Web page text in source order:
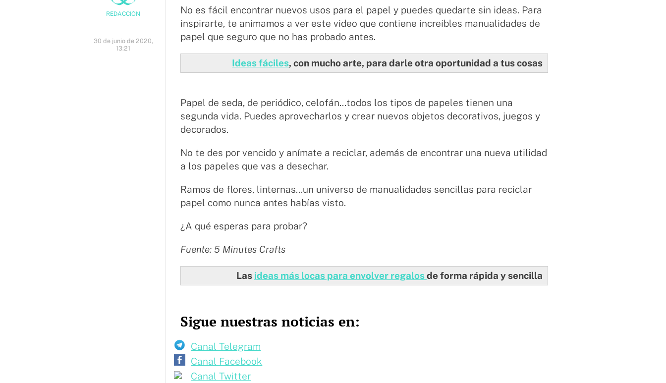
REDACCIÓN
30 de junio de 2020,
13:21
No es fácil encontrar nuevos usos para el papel y puedes quedarte sin ideas. Para
inspirarte, te animamos a ver este video que contiene increíbles manualidades de
papel que seguro que no has probado antes.
Ideas fáciles, con mucho arte, para darle otra oportunidad a tus cosas
Papel de seda, de periódico, celofán...todos los tipos de papeles tienen una
segunda vida. Puedes aprovecharlos y crear nuevos objetos decorativos, juegos y
decorados.
No te des por vencido y anímate a reciclar, además de encontrar una nueva utilidad
a los papeles que vas a desechar.
Ramos de flores, linternas...un universo de manualidades sencillas para reciclar
papel como nunca antes habías visto.
¿A qué esperas para probar?
Fuente: 5 Minutes Crafts
Las ideas más locas para envolver regalosde forma rápida y sencilla
Sigue nuestras noticias en:
Canal Telegram
Canal Facebook
Canal Twitter